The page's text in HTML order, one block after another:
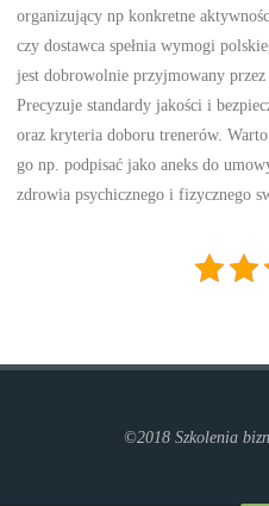
organizujący np konkretne
czy dostawca spełnia wymogi
jest dobrowolnie przyjmowany
Precyzuje standardy jakości i
oraz kryteria doboru trenerów.
go np. podpisać jako aneks do
zdrowia psychicznego i fizycznego
©2018 Szkolenia